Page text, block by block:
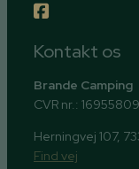
Kontakt os
Brande Camping
CVR nr.: 16955809
Herningvej 107,
Find vej